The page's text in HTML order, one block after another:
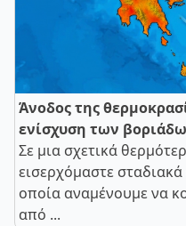
Άνοδος της
ενίσχυση των
Σε μια σχετικά
εισερχόμαστε
οποία αναμένουμε να
από ...